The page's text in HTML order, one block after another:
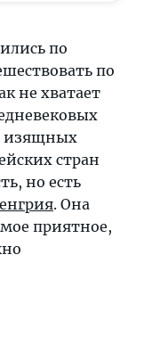
по
по
не хватает
изящных
стран
но есть
. Она
приятное,